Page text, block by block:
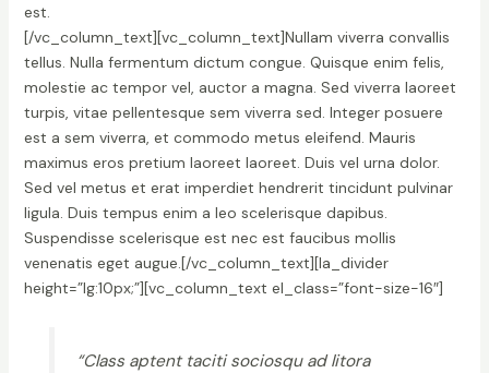
est.
[/vc_column_text][vc_column_text]Nullam viverra convallis
tellus. Nulla fermentum dictum congue. Quisque enim felis,
molestie ac tempor vel, auctor a magna. Sed viverra laoreet
turpis, vitae pellentesque sem viverra sed. Integer posuere
est a sem viverra, et commodo metus eleifend. Mauris
maximus eros pretium laoreet laoreet. Duis vel urna dolor.
Sed vel metus et erat imperdiet hendrerit tincidunt pulvinar
ligula. Duis tempus enim a leo scelerisque dapibus.
Suspendisse scelerisque est nec est faucibus mollis
venenatis eget augue.[/vc_column_text][la_divider
height=”lg:10px;”][vc_column_text el_class=”font-size-16″]
“Class aptent taciti sociosqu ad litora